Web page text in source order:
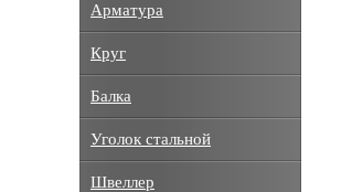
Арматура
Круг
Балка
Уголок стальной
Швеллер